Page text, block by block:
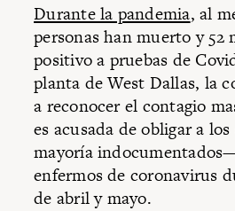
Durante la pandemia, al
personas han muerto y 52
positivo a pruebas de
planta de West Dallas, la
a reconocer el contagio
es acusada de obligar a
mayoría
enfermos de coronavirus
de abril y mayo.